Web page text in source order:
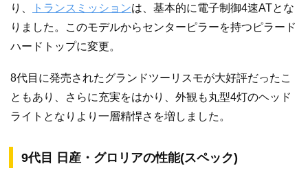
り、
トランスミッションは、基本的に電子制御4速ATとな
りました。このモデルからセンターピラーを持つピラード
ハードトップに変更。
8代目に発売されたグランドツーリスモが大好評だったこ
ともあり、さらに充実をはかり、外観も丸型4灯のヘッド
ライトとなりより一層精悍さを増しました。
9代目 日産・グロリアの性能(スペック)